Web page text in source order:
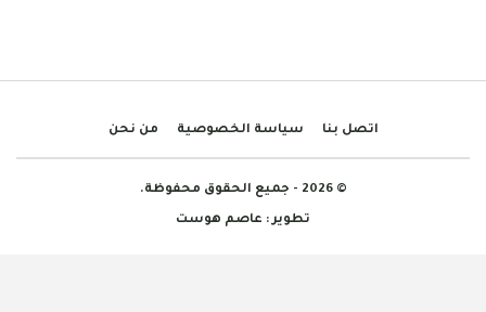
اتصل بنا سياسة الخصوصية من نحن
© 2026 - جميع الحقوق محفوظة.
تطوير : عاصم هوست